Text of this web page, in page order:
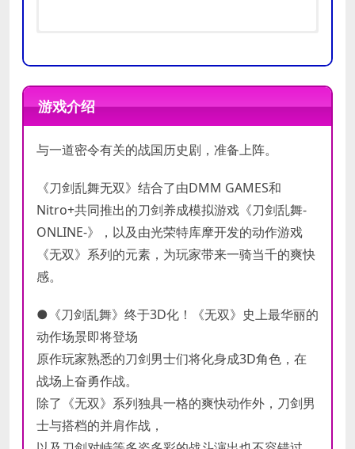
配置
显卡:NVIDIA GeForce GTX 660 /
DirectX 版本:11
网络:宽带互联网连接
存储空间:
需要 25 GB 可用空间
声卡:16 bit stereo, 48KHz WAVE
file can be played & DirectX 9.0c
配置
内存:8 GB RAM
AMD Radeon RX 480
DirectX 版本:11
网络:
宽带互联网连接
存储空间: 需要 25 GB 可用空间
声卡: 16 bit stereo, 48KHz WAVE
游戏介绍
与一道密令有关的战国历史剧，准备上阵。
《刀剑乱舞无双》结合了由DMM GAMES和
Nitro+共同推出的刀剑养成模拟游戏《刀剑乱舞-
ONLINE-》，以及由光荣特库摩开发的动作游戏
《无双》系列的元素，为玩家带来一骑当千的爽快
感。
●《刀剑乱舞》终于3D化！《无双》史上最华丽的
动作场景即将登场
原作玩家熟悉的刀剑男士们将化身成3D角色，在
战场上奋勇作战。
除了《无双》系列独具一格的爽快动作外，刀剑男
士与搭档的并肩作战，